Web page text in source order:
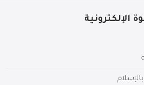
الإلكترونية